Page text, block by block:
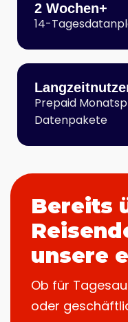
2 Wochen+
14-
Prepaid
Datenpakete
Bereits
unsere
Ob für
oder